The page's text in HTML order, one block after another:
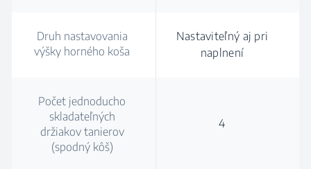
Druh nastavovania
výšky horného koša
Nastaviteľný aj pri
naplnení
Počet jednoducho
skladateľných
držiakov tanierov
(spodný kôš)
4